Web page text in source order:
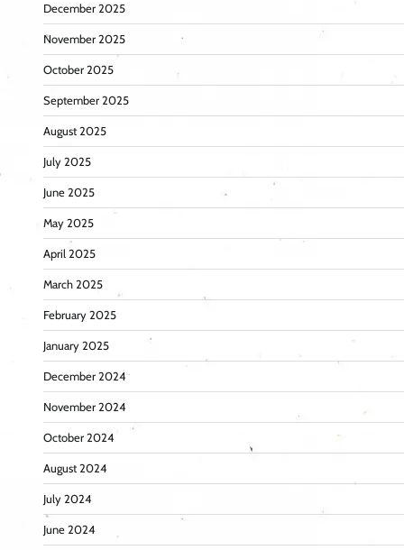
December 2025
November 2025
October 2025
September 2025
August 2025
July 2025
June 2025
May 2025
April 2025
March 2025
February 2025
January 2025
December 2024
November 2024
October 2024
August 2024
July 2024
June 2024